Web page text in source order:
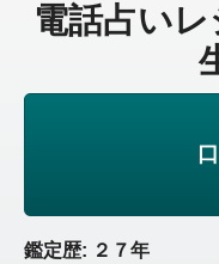
電話占い
鑑定歴: ２７年